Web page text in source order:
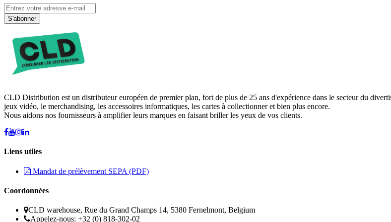
S'abonner
CLD Distribution est un distributeur européen de premier plan, fort de plus de 25 ans d'expérience dans le secteur du
jeux vidéo, le merchandising, les accessoires informatiques, les cartes à collectionner et bien plus encore.
Nous aidons nos fournisseurs à amplifier leurs marques en faisant briller les yeux de vos clients.
Liens utiles
Mandat de prélèvement SEPA (PDF)
Coordonnées
CLD warehouse, Rue du Grand Champs 14, 5380 Fernelmont, Belgium
Appelez-nous: +32 (0) 818-302-02